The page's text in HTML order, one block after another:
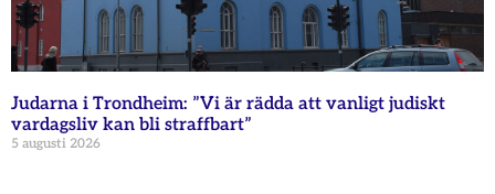
Judarna i Trondheim: ”Vi är rädda att vanligt judiskt
vardagsliv kan bli straffbart”
5 augusti 2026